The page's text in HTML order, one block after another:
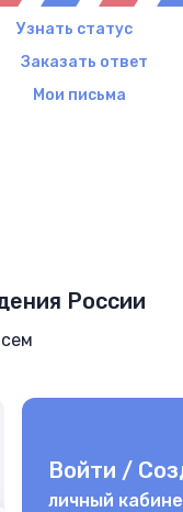
Узнать статус
Заказать ответ
Мои письма
России
Войти /
личный